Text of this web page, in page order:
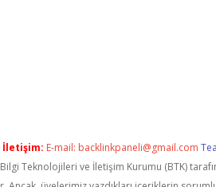
İletişim: E-mail: backlinkpaneli@gmail.com
Bilgi Teknolojileri ve İletişim Kurumu (BTK)